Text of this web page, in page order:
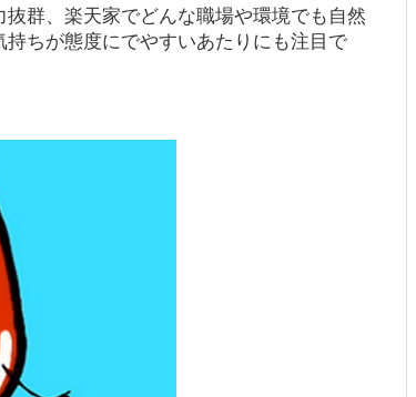
群、楽天家でどんな職場や環境でも自然
ちが態度にでやすいあたりにも注目で